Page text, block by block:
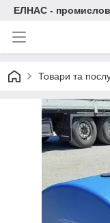
ЕЛНАС -
Товари та